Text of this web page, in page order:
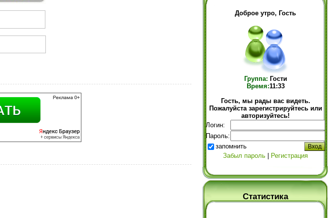
Доброе утро, Гость
Группа: Гости
Время:11:33
Гость, мы рады вас видеть.
Пожалуйста зарегистрируйтесь или
авторизуйтесь!
Логин:
Пароль:
запомнить
Забыл пароль
Регистрация
Статистика